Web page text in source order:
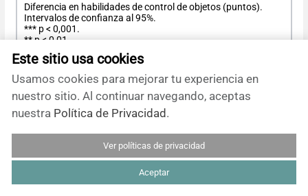
Este sitio usa cookies
Usamos cookies para mejorar tu experiencia en
nuestro sitio. Al continuar navegando, aceptas
nuestra Política de Privacidad.
Ver políticas de privacidad
Aceptar
Diferencia en habilidades de control de objetos (puntos).
Intervalos de confianza al 95%.
*** p < 0,001.
** p < 0,01.
* p < 0,05.
Fuente: elaborada por los autores.
Tamaño completo
Los niños de la Región Selva y Sur obtuvieron
diferencias más altas en las habilidades
locomotoras (diferencia 5,23; intervalo de